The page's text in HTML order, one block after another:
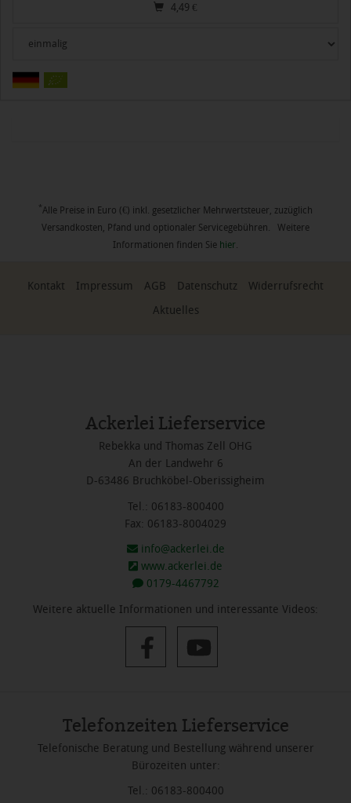
4,49 €
* Alle Preise in Euro (€) inkl. gesetzlicher Mehrwertsteuer, zuzüglich
Versandkosten, Pfand und optionaler Servicegebühren. Weitere
Informationen finden Sie hier
Kontakt Impressum AGB Datenschutz
Widerrufsrecht
Aktuelles
Ackerlei Lieferservice
Rebekka und Thomas Zell OHG
An der Landwehr 6
D-63486 Bruchköbel-Oberissigheim
Tel.: 06183-800400
Fax: 06183-8004029
info@ackerlei.de
www.ackerlei.de
0179-4467792
Weitere aktuelle Informationen und interessante Videos:
Telefonzeiten Lieferservice
Telefonische Beratung und Bestellung während unserer
Bürozeiten unter:
Tel.: 06183-800400